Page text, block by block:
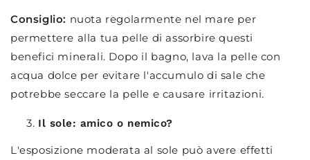
Consiglio: nuota regolarmente nel mare per
permettere alla tua pelle di assorbire questi
benefici minerali. Dopo il bagno, lava la pelle con
acqua dolce per evitare l'accumulo di sale che
potrebbe seccare la pelle e causare irritazioni.
Il sole: amico o nemico?
L'esposizione moderata al sole può avere effetti